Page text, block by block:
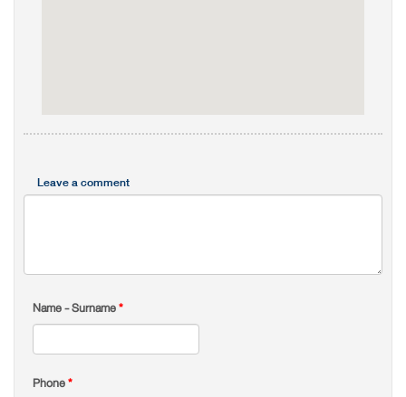
Leave a comment
Name - Surname*
Phone*